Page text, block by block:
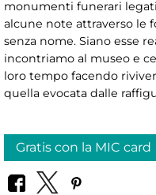
monumenti funerari
alcune note attraverso le
senza nome. Siano esse
incontriamo al museo e
loro tempo facendo
quella evocata dalle
Gratis con la MIC card